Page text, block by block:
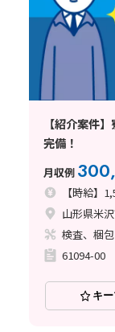
【紹介案件
完備！
月収例
【時給】
山形県米
検査、梱
61094-00
キ